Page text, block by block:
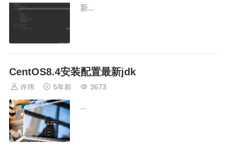
新...
CentOS8.4安装配置最新jdk
许玮 5年前 3673
...